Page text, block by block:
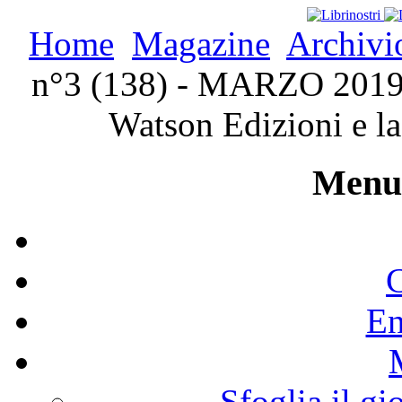
Home Magazine
n°3 (138) - MARZO
Watson Edizioni e